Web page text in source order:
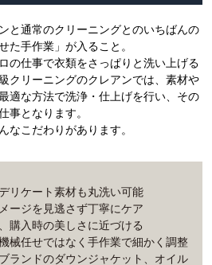
と通常のクリーニングとのいちばんの
た手作業」が入ること。
の仕事で衣類をさっぱりと洗い上げる
クリーニングのクレアンでは、素材や
適な方法で洗浄・仕上げを行い、その
事となります。
なこだわりがあります。
リケート素材も丸洗い可能
ージを見逃さず丁寧にケア
購入時の美しさに近づける
械任せではなく手作業で細かく調整
ランドのダウンジャケット、オイル